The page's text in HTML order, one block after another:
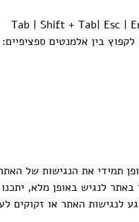
בין אלמנטים ספציפיים:
תמידי את הנגישות של
לנגיש באופן מלא,
לנגישות האתר או זקוקים